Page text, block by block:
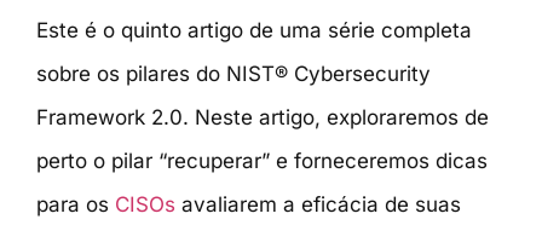
Este é o quinto artigo de uma série completa
sobre os pilares do NIST® Cybersecurity
Framework 2.0. Neste artigo, exploraremos de
perto o pilar “recuperar” e forneceremos dicas
para os CISOs avaliarem a eficácia de suas